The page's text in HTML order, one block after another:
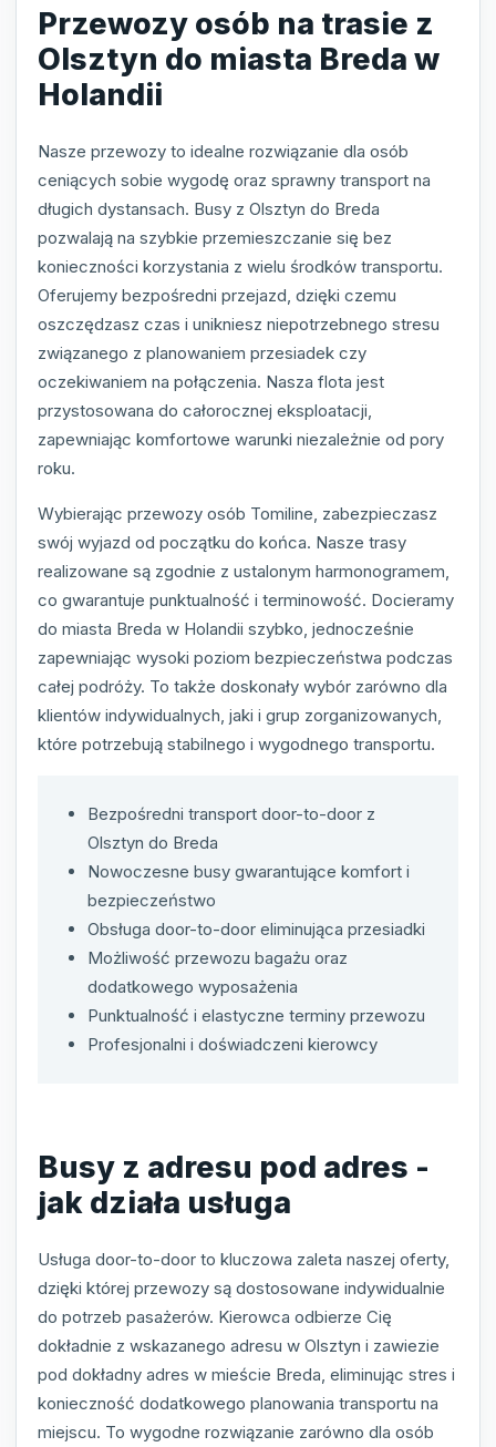
Przewozy osób na trasie z
Olsztyn do miasta Breda w
Holandii
Nasze przewozy to idealne rozwiązanie dla osób
ceniących sobie wygodę oraz sprawny transport na
długich dystansach. Busy z Olsztyn do Breda
pozwalają na szybkie przemieszczanie się bez
konieczności korzystania z wielu środków transportu.
Oferujemy bezpośredni przejazd, dzięki czemu
oszczędzasz czas i unikniesz niepotrzebnego stresu
związanego z planowaniem przesiadek czy
oczekiwaniem na połączenia. Nasza flota jest
przystosowana do całorocznej eksploatacji,
zapewniając komfortowe warunki niezależnie od pory
roku.
Wybierając przewozy osób Tomiline, zabezpieczasz
swój wyjazd od początku do końca. Nasze trasy
realizowane są zgodnie z ustalonym harmonogramem,
co gwarantuje punktualność i terminowość. Docieramy
do miasta Breda w Holandii szybko, jednocześnie
zapewniając wysoki poziom bezpieczeństwa podczas
całej podróży. To także doskonały wybór zarówno dla
klientów indywidualnych, jaki i grup zorganizowanych,
które potrzebują stabilnego i wygodnego transportu.
Bezpośredni transport door-to-door z
Olsztyn do Breda
Nowoczesne busy gwarantujące komfort i
bezpieczeństwo
Obsługa door-to-door eliminująca przesiadki
Możliwość przewozu bagażu oraz
dodatkowego wyposażenia
Punktualność i elastyczne terminy przewozu
Profesjonalni i doświadczeni kierowcy
Busy z adresu pod adres -
jak działa usługa
Usługa door-to-door to kluczowa zaleta naszej oferty,
dzięki której przewozy są dostosowane indywidualnie
do potrzeb pasażerów. Kierowca odbierze Cię
dokładnie z wskazanego adresu w Olsztyn i zawiezie
pod dokładny adres w mieście Breda, eliminując stres i
konieczność dodatkowego planowania transportu na
miejscu. To wygodne rozwiązanie zarówno dla osób